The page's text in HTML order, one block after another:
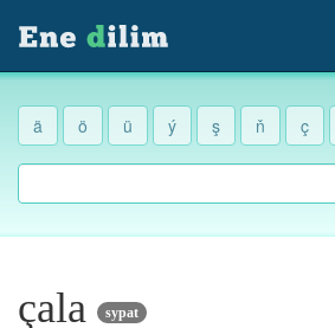
ä ö ü ý ş ň ç
çala sypat